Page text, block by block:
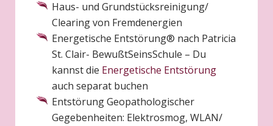
Haus- und Grundstücksreinigung/
Clearing von Fremdenergien
Energetische Entstörung® nach Patricia
St. Clair- BewußtSeinsSchule – Du
kannst die Energetische Entstörung
auch separat buchen
Entstörung Geopathologischer
Gegebenheiten: Elektrosmog, WLAN/